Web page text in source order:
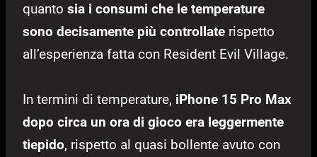
quanto sia i consumi che le temperature
sono decisamente più controllate rispetto
all’esperienza fatta con Resident Evil Village.
In termini di temperature, iPhone 15 Pro Max
dopo circa un ora di gioco era leggermente
tiepido, rispetto al quasi bollente avuto con